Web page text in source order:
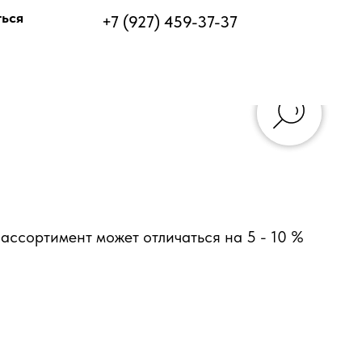
+7 (927) 459-37-37
может отличаться на 5 - 10 %